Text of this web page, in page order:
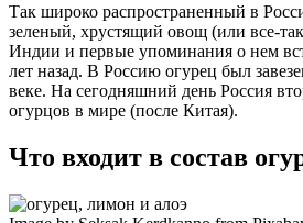
Так широко распространенный в
зеленый, хрустящий овощ (или все-
Индии и первые упоминания о нем
лет назад. В Россию огурец был
веке. На сегодняшний день Россия
огурцов в мире (после Китая).
Что входит в состав